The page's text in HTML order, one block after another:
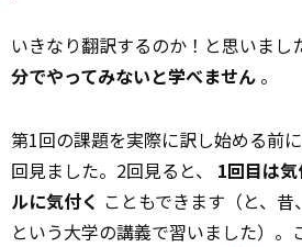
いきなり翻訳するのか！と思いまし
分でやってみないと学べません 。
第1回の課題を実際に訳し始める前
回見ました。2回見ると、 1回目は
ルに気付く こともできます（と、
という大学の講義で習いました）。